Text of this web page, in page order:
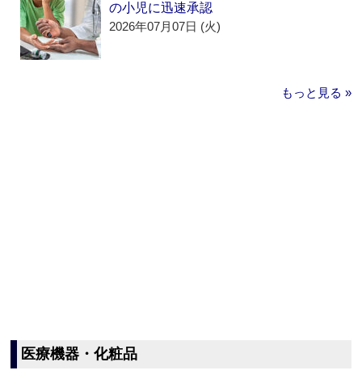
の小児に迅速承認
2026年07月07日 (火)
もっと見る »
医療機器・化粧品